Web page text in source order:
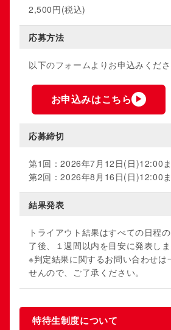
2,500円(税込)
応募方法
以下のフォームよりお申込みくださ
お申込みはこちら ▶︎
応募締切
第1回：2026年7月12日(日)12:00
第2回：2026年8月16日(日)12:00
結果発表
トライアウト結果はすべての日程
了後、１週間以内を目安に発表しま
※判定結果に関するお問い合わせは
せんので、ご了承ください。
特待生制度について